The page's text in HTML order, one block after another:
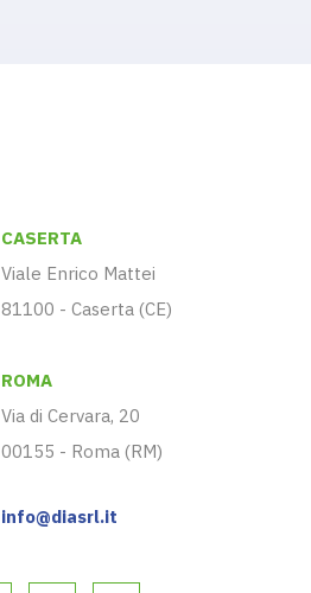
CASERTA
Viale Enrico Mattei
81100 - Caserta (CE)
ROMA
Via di Cervara, 20
00155 - Roma (RM)
info@diasrl.it